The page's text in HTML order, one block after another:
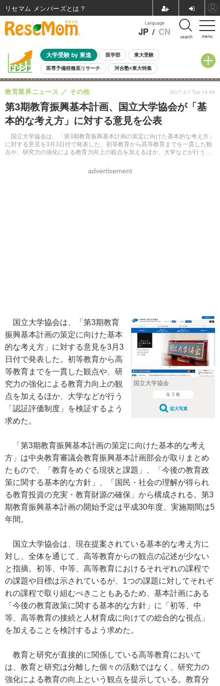
menu
Language
JP / CN search
大学受験 by 東進 医学部 東大受験
医専予備校徹底リサーチ 河合塾×東大特集
親子で考える大学選び 高校受験 中学受験 小学校受験
共通テスト 夏休み 8月開催学校説明会・相談会
8月開催イベント・WS 全国公立高校 過去問 人気記事
自由研究教材（小学生向け） 自由研究教材（中学生向け）
第3期教育振興基本計画、国立大学協会が「基
本的な考え方」に対する意見を公表
国立大学協会は、「第3期教育振興基本計画の策定に向けた基本的な考え方」
に対する意見を3月3日付で発表した。初等教育から高等教育までを一貫した観
点や、研究力の強化による教育力向上の観点を加えるほか、大学などが行う
教育業界ニュース その他
advertisement
2017.3.7 Tue 14:45
国立大学協会
全 3 枚
拡大写真
国立大学協会は、「第3期教育
振興基本計画の策定に向けた基本
的な考え方」に対する意見を3月3
日付で発表した。初等教育から高
等教育までを一貫した観点や、研
究力の強化による教育力向上の観
点を加えるほか、大学などが行う
「認証評価制度」を検証するよう
求めた。
「第3期教育振興基本計画の策定に向けた基本的な考え
方」は中央教育審議会教育振興基本計画部会が取りまとめ
たもので、「教育をめぐる現状と課題」、「今後の教育政
策に関する基本的な方針」、「国民・社会の理解が得られ
る教育投資の充実・教育財源の確保」から構成される。第3
期教育振興基本計画の開始予定は平成30年度、実施期間は5
年間。
国立大学協会は、現在提案されている基本的な考え方に
対し、全体を通じて、高等教育からの観点の記述が少ない
と指摘。初等、中等、高等教育におけるそれぞれの課程で
の課題や目標は示されているが、1つの課題に対してそれぞ
れの課程で取り組むべきこともあるため、基本計画にある
「今後の教育政策に関する基本的な方針」に「初等、中
等、高等教育の接続と人材育成に向けての総合的な視点」
を加えることを検討するよう求めた。
教育と研究が直接的に関係している高等教育において
は、教育と研究は分離した個々の活動ではなく、研究力の
強化による教育の向上という観点を提示している。教育分
リセマム メンバーズ